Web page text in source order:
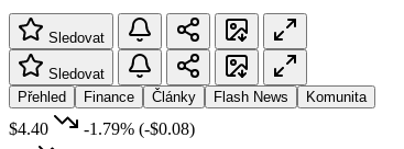
Sledovat
Sledovat
Přehled
Finance Články Flash News Komunita
$4.40 -1.79% (-$0.08)